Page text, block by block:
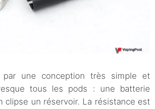
par une conception très simple et
tous les pods : une batterie
clipse un réservoir. La résistance est